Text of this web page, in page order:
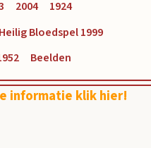
2004
1924
Heilig Bloedspel 1999
Beelden
informatie klik hier!